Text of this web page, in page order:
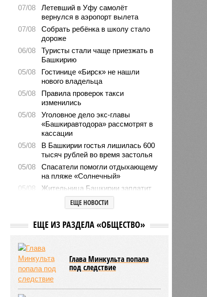
07/08
Летевший в Уфу самолёт
вернулся в аэропорт вылета
07/08
Собрать ребёнка в школу стало
дороже
06/08
Туристы стали чаще приезжать в
Башкирию
05/08
Гостинице «Бирск» не нашли
нового владельца
05/08
Правила проверок такси
изменились
05/08
Уголовное дело экс-главы
«Башкиравтодора» рассмотрят в
кассации
05/08
В Башкирии гостья лишилась 600
тысяч рублей во время застолья
05/08
Спасатели помогли отдыхающему
на пляже «Солнечный»
05/08
Жительница Башкирии заплатит
штраф за грубое общение в
мессенджереЕЩЕ НОВОСТИ
ЕЩЕ ИЗ РАЗДЕЛА «ОБЩЕСТВО»
Глава Минкульта попала
под следствие